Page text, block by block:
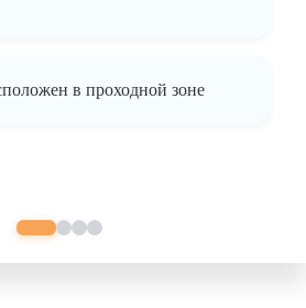
в проходной зоне